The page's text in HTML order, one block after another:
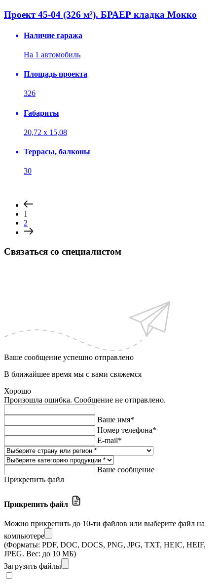
Проект 45-04 (326 м²). БРАЕР кладка Мокко
Наличие гаража
На 1 автомобиль
Площадь проекта
326
Габариты
20,72 х 15,08
Террасы, балконы
30
1
2
Связаться со специалистом
Ваше сообщение успешно отправлено
В ближайшее время мы с вами свяжемся
Хорошо
Произошла ошибка. Сообщение не отправлено.
Ваше имя*
Номер телефона*
E-mail*
Ваше сообщение
Прикрепить файл
Прикрепить файл
Можно прикрепить до 10-ти файлов или выберите файл на
компьютере
(Форматы: PDF, DOC, DOCS, PNG, JPG, TXT, HEIC, HEIF,
JPEG. Вес: до 10 МБ)
Загрузить файлы